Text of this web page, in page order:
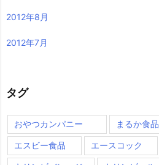
2012年8月
2012年7月
タグ
おやつカンパニー まるか食品
エスビー食品 エースコック